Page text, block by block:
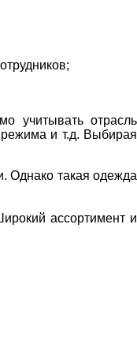
учитывать отрасль
режима и т.д. Выбирая
Однако такая одежда
ассортимент и